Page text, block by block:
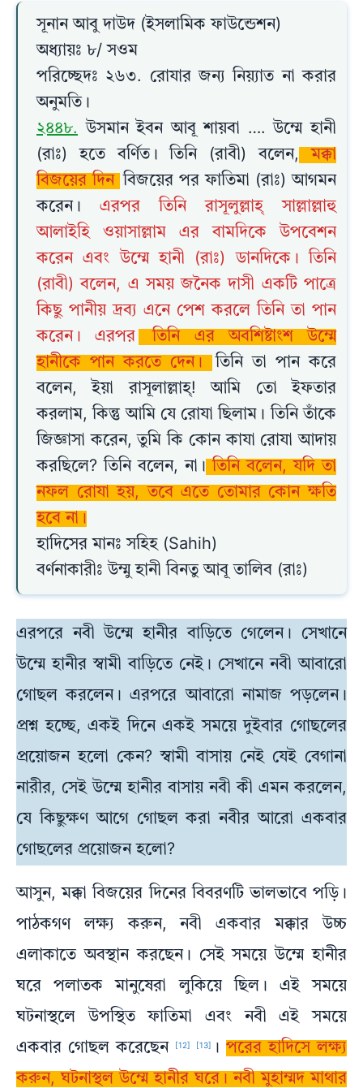
সূনান আবু দাউদ (ইসলামিক ফাউন্ডেশন)
অধ্যায়ঃ ৮/ সওম
পরিচ্ছেদঃ ২৬৩. রোযার জন্য নিয়্যাত না করার
অনুমতি।
২৪৪৮. উসমান ইবন আবূ শায়বা …. উম্মে হানী
(রাঃ) হতে বর্ণিত। তিনি (রাবী) বলেন,
মক্কা
বিজয়ের দিন বিজয়ের পর ফাতিমা (রাঃ) আগমন
করেন। এরপর তিনি রাসূলুল্লাহ্ সাল্লাল্লাহু
আলাইহি ওয়াসাল্লাম এর বামদিকে উপবেশন
করেন এবং উম্মে হানী (রাঃ) ডানদিকে। তিনি
(রাবী) বলেন, এ সময় জনৈক দাসী একটি পাত্রে
কিছু পানীয় দ্রব্য এনে পেশ করলে তিনি তা পান
করেন। এরপর
তিনি এর অবশিষ্টাংশ উম্মে
হানীকে পান করতে দেন।
তিনি তা পান করে
বলেন, ইয়া রাসূলাল্লাহ্! আমি তো ইফতার
করলাম, কিন্তু আমি যে রোযা ছিলাম। তিনি তাঁকে
জিজ্ঞাসা করেন, তুমি কি কোন কাযা রোযা আদায়
করছিলে? তিনি বলেন, না। তিনি বলেন, যদি তা
নফল রোযা হয়, তবে এতে তোমার কোন ক্ষতি
হবে না।
হাদিসের মানঃ সহিহ (Sahih)
বর্ণনাকারীঃ উম্মু হানী বিনতু আবূ তালিব (রাঃ)
এরপরে নবী উম্মে হানীর বাড়িতে গেলেন। সেখানে
উম্মে হানীর স্বামী বাড়িতে নেই। সেখানে নবী আবারো
গোছল করলেন। এরপরে আবারো নামাজ পড়লেন।
প্রশ্ন হচ্ছে, একই দিনে একই সময়ে দুইবার গোছলের
প্রয়োজন হলো কেন? স্বামী বাসায় নেই যেই বেগানা
নারীর, সেই উম্মে হানীর বাসায় নবী কী এমন করলেন,
যে কিছুক্ষণ আগে গোছল করা নবীর আরো একবার
গোছলের প্রয়োজন হলো?
আসুন, মক্কা বিজয়ের দিনের বিবরণটি ভালভাবে পড়ি।
পাঠকগণ লক্ষ্য করুন, নবী একবার মক্কার উচ্চ
এলাকাতে অবস্থান করছেন। সেই সময়ে উম্মে হানীর
ঘরে পলাতক মানুষেরা লুকিয়ে ছিল। এই সময়ে
ঘটনাস্থলে উপস্থিত ফাতিমা এবং নবী এই সময়ে
একবার গোছল করেছেন
[12] [13] ।পরের হাদিসে লক্ষ্য
করুন, ঘটনাস্থল উম্মে হানীর ঘরে। নবী মুহাম্মদ মাথার